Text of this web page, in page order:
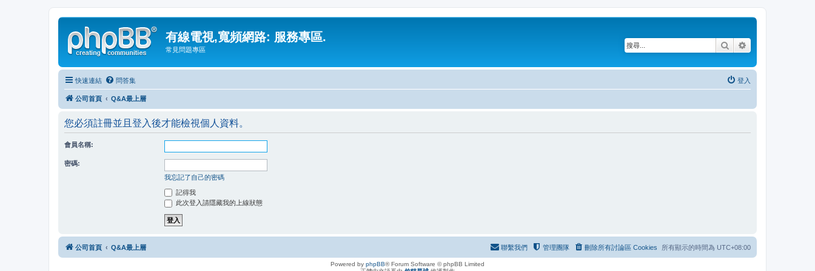
有線電視,寬頻網路: 服務專區.
常見問題專區 搜尋
快速連結 問答集 登入
公司首頁 Q&A最上層
您必須註冊並且登入後才能檢視個人資料。
會員名稱:
密碼:
我忘記了自己的密碼
記得我
此次登入請隱藏我的上線狀態
公司首頁 Q&A最上層 所有顯示的時間為 UTC+08:00
刪除所有討論區 Cookies
管理團隊
聯繫我們
Powered by phpBB® Forum Software © phpBB Limited